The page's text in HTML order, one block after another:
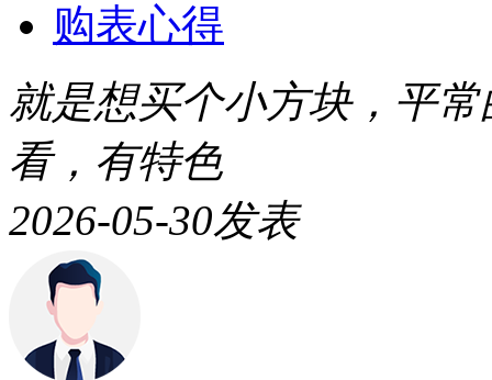
购表心得
就是想买个小方块，平
看，有特色
2026-05-30发表